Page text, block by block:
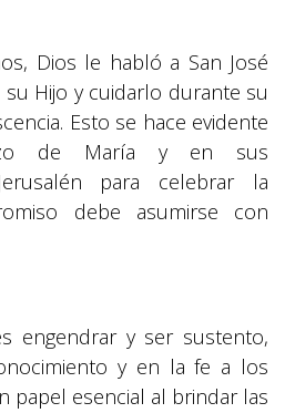
Dios le habló a San José
Hijo y cuidarlo durante su
Esto se hace evidente
de María y en sus
para celebrar la
debe asumirse con
engendrar y ser sustento,
y en la fe a los
papel esencial al brindar las